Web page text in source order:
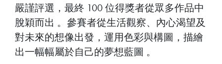
嚴謹評選，最終 100 位得獎者從眾多作品中
脫穎而出 。參賽者從生活觀察、內心渴望及
對未來的想像出發，運用色彩與構圖，描繪
出一幅幅屬於自己的夢想藍圖 。